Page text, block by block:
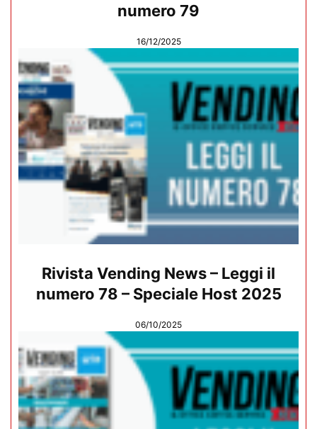
numero 79
16/12/2025
Rivista Vending News – Leggi il
numero 78 – Speciale Host 2025
06/10/2025